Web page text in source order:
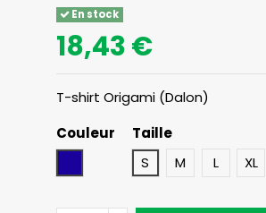
En stock
18,43 €
T-shirt Origami (Dalon)
Couleur
Bleu Marine
Taille
S
M L XL